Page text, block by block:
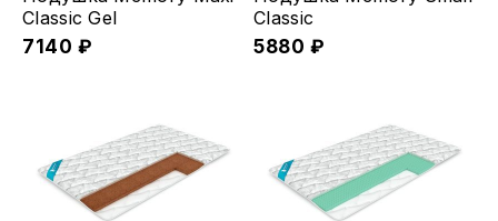
Classic Gel
7140 ₽
Classic
5880 ₽